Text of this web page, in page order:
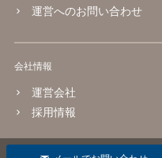
運営へのお問い合わせ
会社情報
運営会社
採用情報